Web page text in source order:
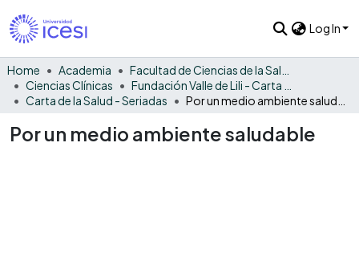
Log In
Home Academia
Ciencias Clínicas
Carta de la Salud - Seriadas
Por un medio ambiente saludable